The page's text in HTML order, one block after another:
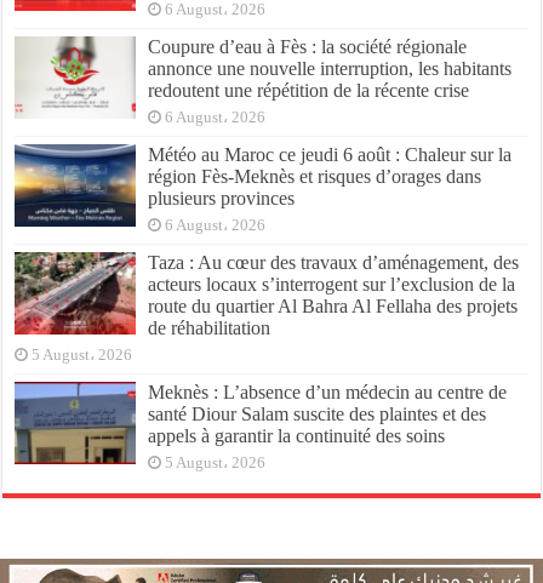
6 August، 2026
Coupure d’eau à Fès : la société régionale
annonce une nouvelle interruption, les habitants
redoutent une répétition de la récente crise
6 August، 2026
Météo au Maroc ce jeudi 6 août : Chaleur sur la
région Fès-Meknès et risques d’orages dans
plusieurs provinces
6 August، 2026
Taza : Au cœur des travaux d’aménagement, des
acteurs locaux s’interrogent sur l’exclusion de la
route du quartier Al Bahra Al Fellaha des projets
de réhabilitation
5 August، 2026
Meknès : L’absence d’un médecin au centre de
santé Diour Salam suscite des plaintes et des
appels à garantir la continuité des soins
5 August، 2026